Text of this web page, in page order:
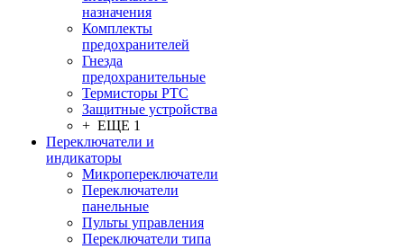
назначения
Комплекты
предохранителей
Гнезда
предохранительные
Термисторы PTC
Защитные устройства
+ ЕЩЕ 1
Переключатели и
индикаторы
Микропереключатели
Переключатели
панельные
Пульты управления
Переключатели типа